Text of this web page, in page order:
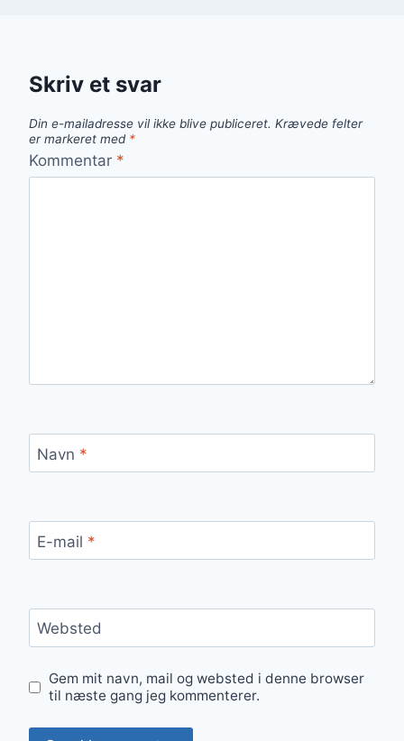
Skriv et svar
Din e-mailadresse vil ikke blive publiceret. Krævede felter
er markeret med *
Kommentar *
Navn *
E-mail *
Websted
Gem mit navn, mail og websted i denne browser
til næste gang jeg kommenterer.